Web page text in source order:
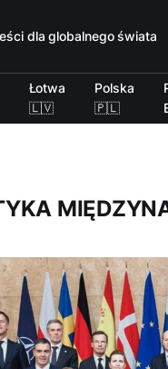
dla globalnego świata
Łotwa
🇱🇻
Polska
🇵🇱